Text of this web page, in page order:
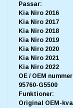
Passar:
Kia Niro 2016
Kia Niro 2017
Kia Niro 2018
Kia Niro 2019
Kia Niro 2020
Kia Niro 2021
Kia Niro 2022
OE / OEM
95760-G5500
Funktioner:
Original OEM-